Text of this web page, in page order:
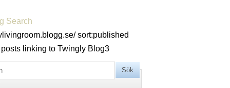
Search
sort:published
posts linking to Twingly Blog3